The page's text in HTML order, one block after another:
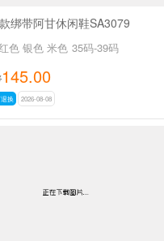
绑带阿甘休闲鞋SA3079
色 银色 米色 35码-39码
145.00
换 2026-08-08